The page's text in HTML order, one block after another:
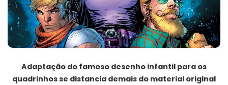
Adaptação do famoso desenho infantil para os
quadrinhos se distancia demais do material original